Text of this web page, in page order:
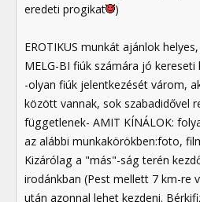
eredeti progikat
)
EROTIKUS munkát ajánlok
MELG-BI fiúk számára jó kereseti
-olyan fiúk jelentkezését várom,
között vannak, sok szabadidővel
függetlenek- AMIT KÍNÁLOK:
az alábbi munkakörökben:foto,
Kizárólag a "más"-ság terén
irodánkban (Pest mellett 7 km-re
után azonnal lehet kezdeni.